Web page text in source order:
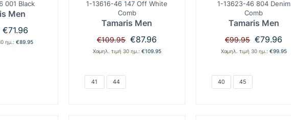
001 Black
Men
Original
was:
€71.96Η
ημ.:€89.95
1-13616-46 147 Off White
Comb
Tamaris Men
€109.95 Original
was:
€87.96
Χαμηλ. τιμή 30 ημ.: €109.95
41 44
1-13623-46 804 Denim
Comb
Tamaris Men
€99.95 Original
was:
€79.96
Χαμηλ. τιμή 30 ημ.: €99.95
40 45